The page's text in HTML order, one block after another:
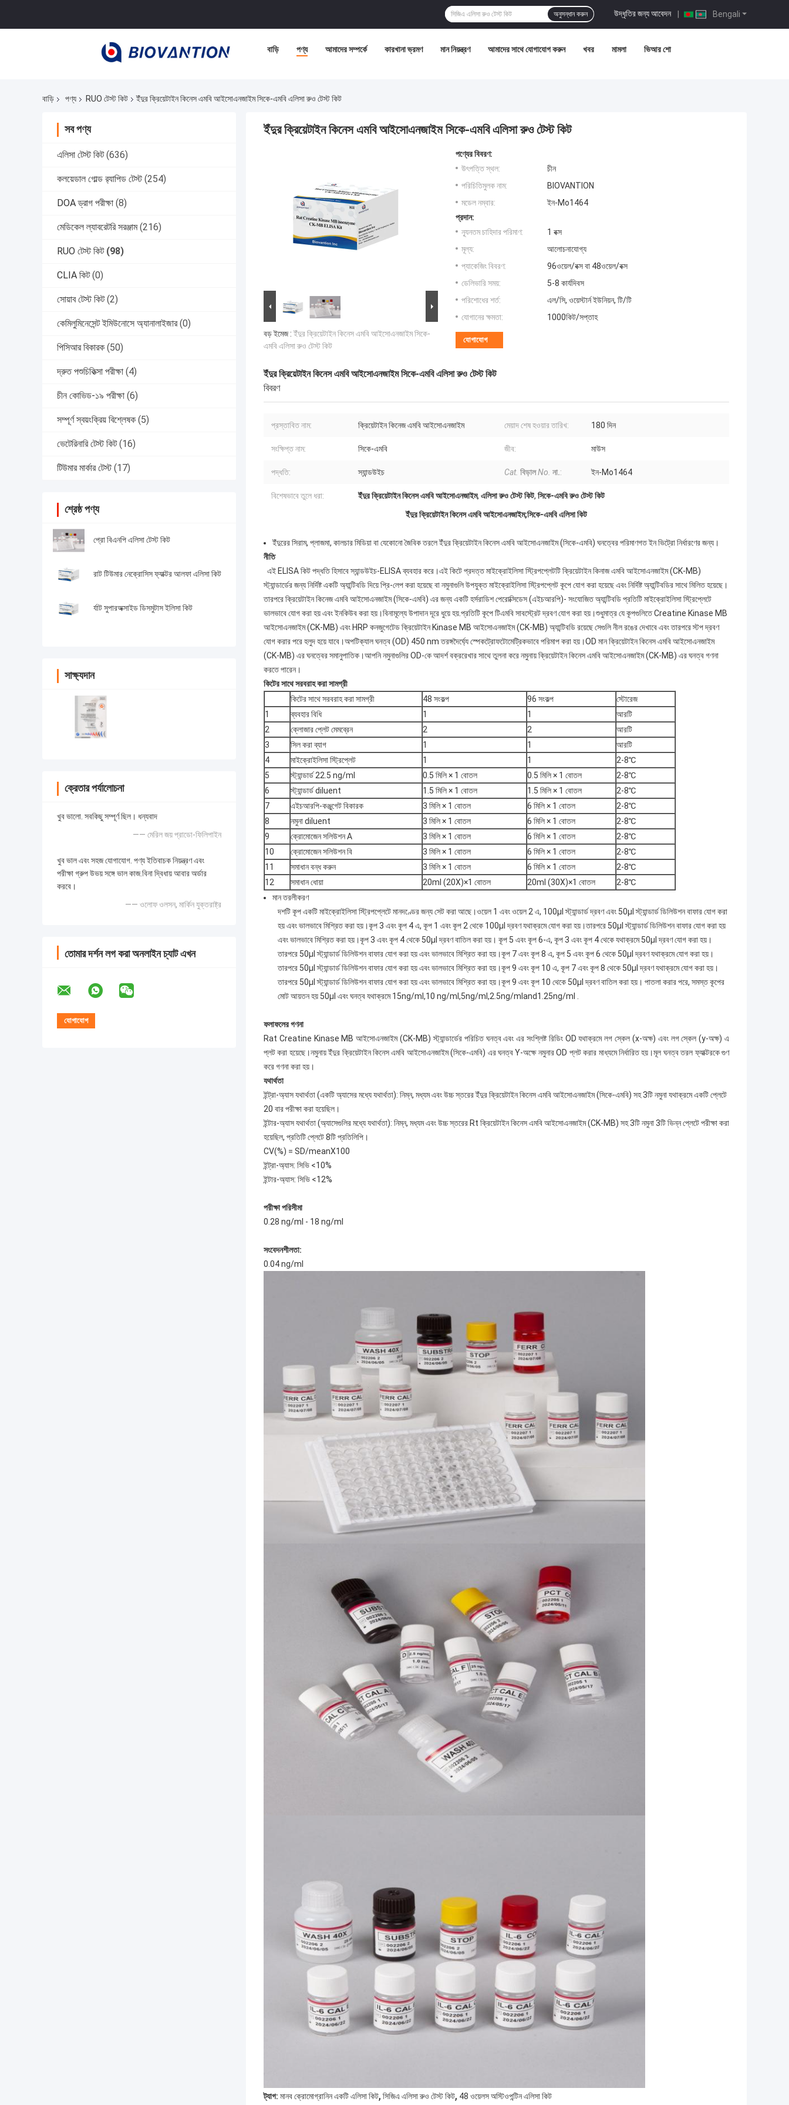
Bengali
উদ্ধৃতির জন্য আবেদন |
অনুসন্ধান করুন
বাড়ি পণ্য আমাদের সম্পর্কে কারখানা ভ্রমণ মান নিয়ন্ত্রণ আমাদের সাথে যোগাযোগ করুন খবর মামলা ভিআর শো
বাড়ি পণ্য RUO টেস্ট কিট ইঁদুর ক্রিয়েটাইন কিনেস এমবি আইসোএনজাইম সিকে-এমবি এলিসা রুও টেস্ট কিট
সব পণ্য
এলিসা টেস্ট কিট (636)
কলয়েডাল গোল্ড র‍্যাপিড টেস্ট (254)
DOA ড্রাগ পরীক্ষা (8)
মেডিকেল ল্যাবরেটরি সরঞ্জাম (216)
RUO টেস্ট কিট (98)
CLIA কিট (0)
সোয়াব টেস্ট কিট (2)
কেমিলুমিনেসেন্ট ইমিউনোসে অ্যানালাইজার (0)
পিসিআর বিকারক (50)
দ্রুত পশুচিকিত্সা পরীক্ষা (4)
চীন কোভিড-১৯ পরীক্ষা (6)
সম্পূর্ণ স্বয়ংক্রিয় বিশ্লেষক (5)
ভেটেরিনারি টেস্ট কিট (16)
টিউমার মার্কার টেস্ট (17)
শ্রেষ্ঠ পণ্য
প্রো বিএনপি এলিসা টেস্ট কিট
রাট টিউমার নেক্রোসিস ফ্যাক্টর আলফা এলিসা কিট
র্যাট সুপারঅক্সাইড ডিসমুটাস ইলিসা কিট
সাক্ষ্যদান
ক্রেতার পর্যালোচনা
খুব ভালো. সবকিছু সম্পূর্ণ ছিল। ধন্যবাদ
—— মেরিল জয় প্রাডো-ফিলিপাইন
খুব ভাল এবং সহজ যোগাযোগ. পণ্য ইতিবাচক নিয়ন্ত্রণ এবং
পরীক্ষা গ্রুপ উভয় সঙ্গে ভাল কাজ.বিনা দ্বিধায় আবার অর্ডার
করবে।
—— ওলোফ ওলসন, মার্কিন যুক্তরাষ্ট্র
তোমার দর্শন লগ করা অনলাইন চ্যাট এখন
ইঁদুর ক্রিয়েটাইন কিনেস এমবি আইসোএনজাইম সিকে-এমবি এলিসা রুও টেস্ট কিট
বড় ইমেজ : ইঁদুর ক্রিয়েটাইন কিনেস এমবি আইসোএনজাইম সিকে-
এমবি এলিসা রুও টেস্ট কিট
পণ্যের বিবরণ:
উৎপত্তি স্থল:
চীন
পরিচিতিমুলক নাম:
BIOVANTION
মডেল নম্বার:
ইন-Mo1464
প্রদান:
ন্যূনতম চাহিদার পরিমাণ:
1 বক্স
মূল্য:
আলোচনাযোগ্য
প্যাকেজিং বিবরণ:
96ওয়েল/বক্স বা 48ওয়েল/বক্স
ডেলিভারি সময়:
5-8 কার্যদিবস
পরিশোধের শর্ত:
এল/সি, ওয়েস্টার্ন ইউনিয়ন, টি/টি
যোগানের ক্ষমতা:
1000কিট/সপ্তাহ
যোগাযোগ
ইঁদুর ক্রিয়েটাইন কিনেস এমবি আইসোএনজাইম সিকে-এমবি এলিসা রুও টেস্ট কিট
বিবরণ
প্রস্তাবিত নাম: ক্রিয়েটাইন কিনেজ এমবি আইসোএনজাইম মেয়াদ শেষ হওয়ার তারিখ: 180 দিন
সংক্ষিপ্ত নাম: সিকে-এমবি জীব: মাউস
পদ্ধতি: স্যান্ডউইচ Cat. বিড়ালNo. না.: ইন-Mo1464
বিশেষভাবে তুলে ধরা: ইঁদুর ক্রিয়েটাইন কিনেস এমবি আইসোএনজাইম, এলিসা রুও টেস্ট কিট, সিকে-এমবি রুও টেস্ট কিট
ইঁদুর ক্রিয়েটাইন কিনেস এমবি আইসোএনজাইম;সিকে-এমবি এলিসা কিট
ইঁদুরের সিরাম, প্লাজমা, কালচার মিডিয়া বা যেকোনো জৈবিক তরলে ইঁদুর ক্রিয়েটাইন কিনেস এমবি আইসোএনজাইম (সিকে-এমবি) ঘনত্বের পরিমাণগত ইন ভিট্রো নির্ধারণের জন্য।
নীতি
এই ELISA কিট পদ্ধতি হিসাবে স্যান্ডউইচ-ELISA ব্যবহার করে।এই কিটে প্রদত্ত মাইক্রোইলিসা স্ট্রিপপ্লেটটি ক্রিয়েটাইন কিনাজ এমবি আইসোএনজাইম (CK-MB)
স্ট্যান্ডার্ডের জন্য নির্দিষ্ট একটি অ্যান্টিবডি দিয়ে প্রি-লেপ করা হয়েছে বা নমুনাগুলি উপযুক্ত মাইক্রোইলিসা স্ট্রিপপ্লেট কূপে যোগ করা হয়েছে এবং নির্দিষ্ট অ্যান্টিবডির সাথে মিলিত হয়েছে।
তারপরে ক্রিয়েটাইন কিনেজ এমবি আইসোএনজাইম (সিকে-এমবি) এর জন্য একটি হর্সরাডিশ পেরোক্সিডেস (এইচআরপি)- সংযোজিত অ্যান্টিবডি প্রতিটি মাইক্রোইলিসা স্ট্রিপ্লেটে
ভালভাবে যোগ করা হয় এবং ইনকিউব করা হয়।বিনামূল্যে উপাদান দূরে ধুয়ে হয়.প্রতিটি কূপে টিএমবি সাবস্ট্রেট দ্রবণ যোগ করা হয়।শুধুমাত্র যে কূপগুলিতে Creatine Kinase MB
আইসোএনজাইম (CK-MB) এবং HRP কনজুগেটেড ক্রিয়েটাইন Kinase MB আইসোএনজাইম (CK-MB) অ্যান্টিবডি রয়েছে সেগুলি নীল রঙের দেখাবে এবং তারপরে স্টপ দ্রবণ
যোগ করার পরে হলুদ হয়ে যাবে।অপটিক্যাল ঘনত্ব (OD) 450 nm তরঙ্গদৈর্ঘ্যে স্পেকট্রোফটোমেট্রিকভাবে পরিমাপ করা হয়।OD মান ক্রিয়েটাইন কিনেস এমবি আইসোএনজাইম
(CK-MB) এর ঘনত্বের সমানুপাতিক।আপনি নমুনাগুলির OD-কে আদর্শ বক্ররেখার সাথে তুলনা করে নমুনায় ক্রিয়েটাইন কিনেস এমবি আইসোএনজাইম (CK-MB) এর ঘনত্ব গণনা
করতে পারেন।
কিটের সাথে সরবরাহ করা সামগ্রী
কিটের সাথে সরবরাহ করা সামগ্রী
48 সংকল্প 96 সংকল্প
স্টোরেজ
1
ব্যবহার বিধি 1 1
আরটি
2
ক্লোজার প্লেট মেমব্রেন 2 2
আরটি
3
সিল করা ব্যাগ 1 1
আরটি
4
মাইক্রোইলিসা স্ট্রিপ্লেট 1 1
2-8℃
5
স্ট্যান্ডার্ড 22.5 ng/ml 0.5 মিলি × 1 বোতল 0.5 মিলি × 1 বোতল
2-8℃
6
স্ট্যান্ডার্ড diluent 1.5 মিলি × 1 বোতল 1.5 মিলি × 1 বোতল
2-8℃
7
এইচআরপি-কঞ্জুগেট বিকারক 3 মিলি × 1 বোতল 6 মিলি × 1 বোতল
2-8℃
8
নমুনা diluent 3 মিলি × 1 বোতল 6 মিলি × 1 বোতল
2-8℃
9
ক্রোমোজেন সলিউশন A 3 মিলি × 1 বোতল 6 মিলি × 1 বোতল
2-8℃
10
ক্রোমোজেন সলিউশন বি 3 মিলি × 1 বোতল 6 মিলি × 1 বোতল
2-8℃
11
সমাধান বন্ধ করুন 3 মিলি × 1 বোতল 6 মিলি × 1 বোতল
2-8℃
12
সমাধান ধোয়া 20ml (20X)×1 বোতল 20ml (30X)×1 বোতল
2-8℃
মান তরলীকরণ
দশটি কূপ একটি মাইক্রোইলিসা স্ট্রিপপ্লেটে মানদণ্ডের জন্য সেট করা আছে।ওয়েল 1 এবং ওয়েল 2 এ, 100μl স্ট্যান্ডার্ড দ্রবণ এবং 50μl স্ট্যান্ডার্ড ডিলিউশন বাফার যোগ করা
হয় এবং ভালভাবে মিশ্রিত করা হয়।কূপ 3 এবং কূপ 4 এ, কূপ 1 এবং কূপ 2 থেকে 100μl দ্রবণ যথাক্রমে যোগ করা হয়।তারপরে 50μl স্ট্যান্ডার্ড ডিলিউশন বাফার যোগ করা হয়
এবং ভালভাবে মিশ্রিত করা হয়।কূপ 3 এবং কূপ 4 থেকে 50μl দ্রবণ বাতিল করা হয়। কূপ 5 এবং কূপ 6-এ, কূপ 3 এবং কূপ 4 থেকে যথাক্রমে 50μl দ্রবণ যোগ করা হয়।
তারপরে 50μl স্ট্যান্ডার্ড ডিলিউশন বাফার যোগ করা হয় এবং ভালভাবে মিশ্রিত করা হয়।কূপ 7 এবং কূপ 8 এ, কূপ 5 এবং কূপ 6 থেকে 50μl দ্রবণ যথাক্রমে যোগ করা হয়।
তারপরে 50μl স্ট্যান্ডার্ড ডিলিউশন বাফার যোগ করা হয় এবং ভালভাবে মিশ্রিত করা হয়।কূপ 9 এবং কূপ 10 এ, কূপ 7 এবং কূপ 8 থেকে 50μl দ্রবণ যথাক্রমে যোগ করা হয়।
তারপরে 50μl স্ট্যান্ডার্ড ডিলিউশন বাফার যোগ করা হয় এবং ভালভাবে মিশ্রিত করা হয়।কূপ 9 এবং কূপ 10 থেকে 50μl দ্রবণ বাতিল করা হয়। পাতলা করার পরে, সমস্ত কূপের
মোট আয়তন হয় 50μl এবং ঘনত্ব যথাক্রমে 15ng/ml,10 ng/ml,5ng/ml,2.5ng/mland1.25ng/ml .
ফলাফলের গণনা
Rat Creatine Kinase MB আইসোএনজাইম (CK-MB) স্ট্যান্ডার্ডের পরিচিত ঘনত্ব এবং এর সংশ্লিষ্ট রিডিং OD যথাক্রমে লগ স্কেল (x-অক্ষ) এবং লগ স্কেল (y-অক্ষ) এ
প্লট করা হয়েছে।নমুনায় ইঁদুর ক্রিয়েটাইন কিনেস এমবি আইসোএনজাইম (সিকে-এমবি) এর ঘনত্ব Y-অক্ষে নমুনার OD প্লট করার মাধ্যমে নির্ধারিত হয়।মূল ঘনত্ব তরল ফ্যাক্টরকে গুণ
করে গণনা করা হয়।
যথার্থতা
ইন্ট্রা-অ্যাস যথার্থতা (একটি অ্যাসের মধ্যে যথার্থতা): নিম্ন, মধ্যম এবং উচ্চ স্তরের ইঁদুর ক্রিয়েটাইন কিনেস এমবি আইসোএনজাইম (সিকে-এমবি) সহ 3টি নমুনা যথাক্রমে একটি প্লেটে
20 বার পরীক্ষা করা হয়েছিল।
ইন্টার-অ্যাস যথার্থতা (অ্যাসেগুলির মধ্যে যথার্থতা): নিম্ন, মধ্যম এবং উচ্চ স্তরের Rt ক্রিয়েটাইন কিনেস এমবি আইসোএনজাইম (CK-MB) সহ 3টি নমুনা 3টি ভিন্ন প্লেটে পরীক্ষা করা
হয়েছিল, প্রতিটি প্লেটে 8টি প্রতিলিপি।
CV(%) = SD/meanX100
ইন্ট্রা-অ্যাস: সিভি <10%
ইন্টার-অ্যাস: সিভি <12%
পরীক্ষা পরিসীমা
0.28 ng/ml - 18 ng/ml
সংবেদনশীলতা:
0.04 ng/ml
ট্যাগ: মানব ক্রোমোগ্রানিন একটি এলিসা কিট, সিজিএ এলিসা রুও টেস্ট কিট, 48 ওয়েলস অস্টিওপন্টিন এলিসা কিট